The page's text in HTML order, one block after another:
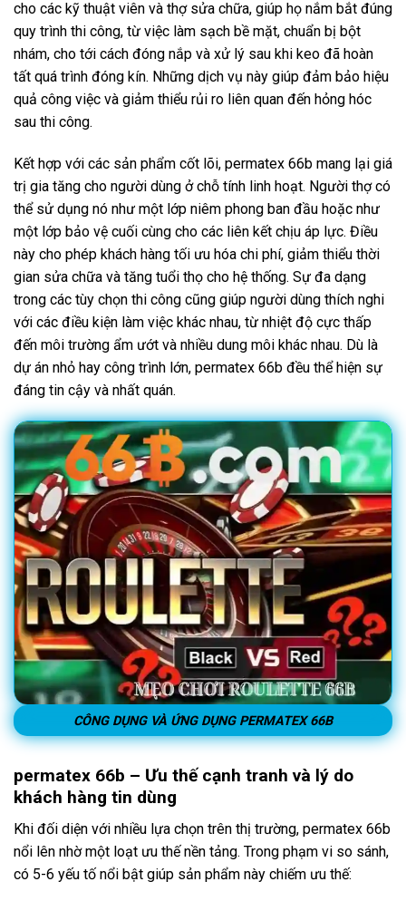
cho các kỹ thuật viên và thợ sửa chữa, giúp họ nắm bắt đúng
quy trình thi công, từ việc làm sạch bề mặt, chuẩn bị bột
nhám, cho tới cách đóng nắp và xử lý sau khi keo đã hoàn
tất quá trình đóng kín. Những dịch vụ này giúp đảm bảo hiệu
quả công việc và giảm thiểu rủi ro liên quan đến hỏng hóc
sau thi công.
Kết hợp với các sản phẩm cốt lõi, permatex 66b mang lại giá
trị gia tăng cho người dùng ở chỗ tính linh hoạt. Người thợ có
thể sử dụng nó như một lớp niêm phong ban đầu hoặc như
một lớp bảo vệ cuối cùng cho các liên kết chịu áp lực. Điều
này cho phép khách hàng tối ưu hóa chi phí, giảm thiểu thời
gian sửa chữa và tăng tuổi thọ cho hệ thống. Sự đa dạng
trong các tùy chọn thi công cũng giúp người dùng thích nghi
với các điều kiện làm việc khác nhau, từ nhiệt độ cực thấp
đến môi trường ẩm ướt và nhiều dung môi khác nhau. Dù là
dự án nhỏ hay công trình lớn, permatex 66b đều thể hiện sự
đáng tin cậy và nhất quán.
CÔNG DỤNG VÀ ỨNG DỤNG PERMATEX 66B
permatex 66b – Ưu thế cạnh tranh và lý do
khách hàng tin dùng
Khi đối diện với nhiều lựa chọn trên thị trường, permatex 66b
nổi lên nhờ một loạt ưu thế nền tảng. Trong phạm vi so sánh,
có 5-6 yếu tố nổi bật giúp sản phẩm này chiếm ưu thế: